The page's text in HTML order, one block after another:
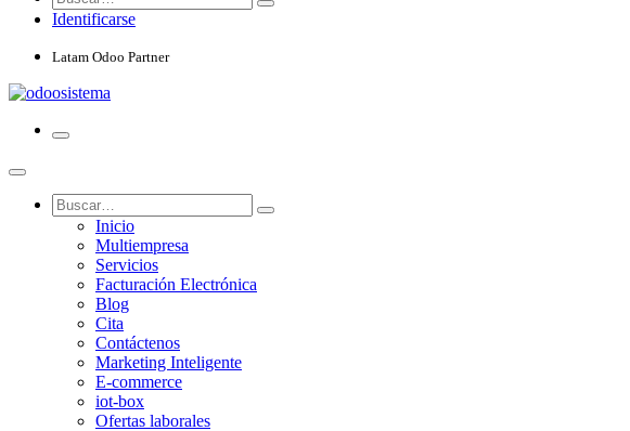
Identificarse
Latam Odoo Partner
Inicio
Multiempresa
Servicios
Facturación Electrónica
Blog
Cita
Contáctenos
Marketing Inteligente
E-commerce
iot-box
Ofertas laborales